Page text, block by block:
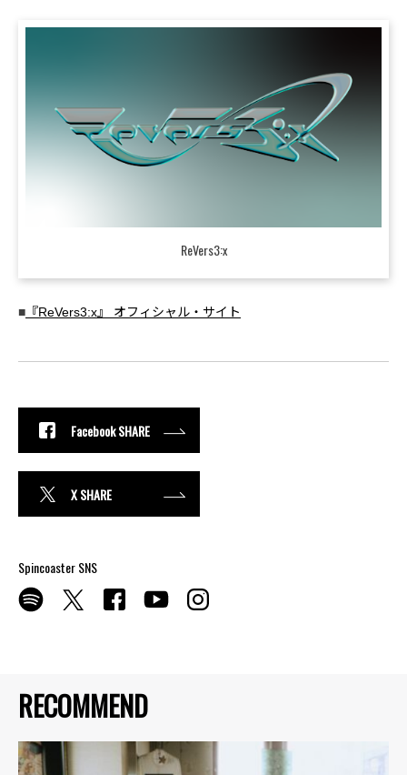
RECOMMEND
ReVers3:x
■ 『ReVers3:x』 オフィシャル・サイト
Facebook SHARE
X SHARE
Spincoaster SNS